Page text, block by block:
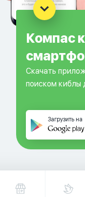
Компас
Скачать
поиском киблы
Загрузить на